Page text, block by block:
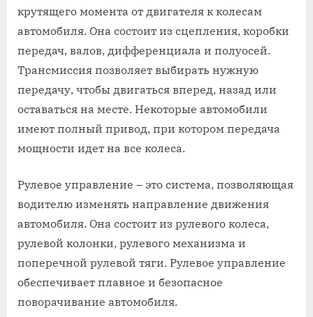
крутящего момента от двигателя к колесам
автомобиля. Она состоит из сцепления, коробки
передач, валов, дифференциала и полуосей.
Трансмиссия позволяет выбирать нужную
передачу, чтобы двигаться вперед, назад или
оставаться на месте. Некоторые автомобили
имеют полный привод, при котором передача
мощности идет на все колеса.
Рулевое управление – это система, позволяющая
водителю изменять направление движения
автомобиля. Она состоит из рулевого колеса,
рулевой колонки, рулевого механизма и
поперечной рулевой тяги. Рулевое управление
обеспечивает плавное и безопасное
поворачивание автомобиля.